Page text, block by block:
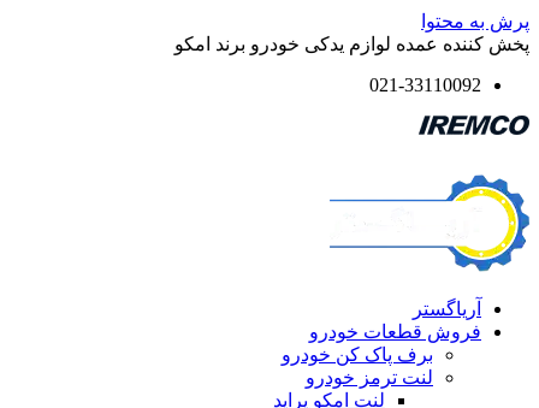
پرش به محتوا
پخش کننده عمده لوازم یدکی خودرو برند امکو
021-33110092
آریاگستر
فروش قطعات خودرو
برف پاک کن خودرو
لنت ترمز خودرو
لنت امکو پراید